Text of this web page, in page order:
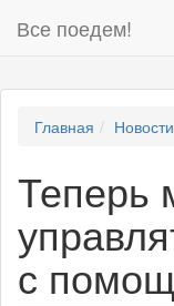
Все поедем!
Главная Новости
Теперь
с